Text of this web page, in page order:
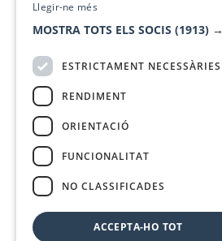
Llegir-ne més
MOSTRA TOTS ELS SOCIS (1913) →
ESTRICTAMENT NECESSÀRIES
RENDIMENT
ORIENTACIÓ
FUNCIONALITAT
NO CLASSIFICADES
ACCEPTA-HO TOT